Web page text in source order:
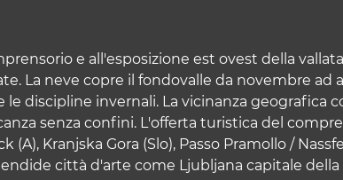
e all'esposizione est ovest della
La neve copre il fondovalle da novembre ad
discipline invernali. La vicinanza geografica
senza confini. L'offerta turistica del
Kranjska Gora (Slo), Passo Pramollo /
città d'arte come Ljubljana capitale